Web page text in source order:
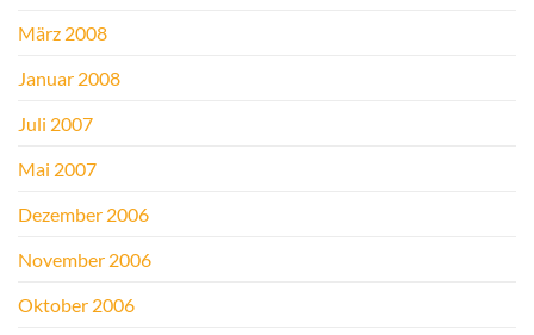
März 2008
Januar 2008
Juli 2007
Mai 2007
Dezember 2006
November 2006
Oktober 2006